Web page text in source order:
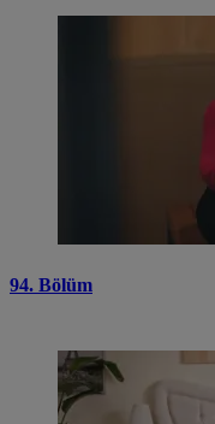
94. Bölüm